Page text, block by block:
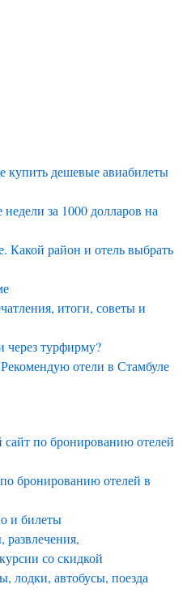
купить дешевые авиабилеты
за 1000 долларов на
Какой район и отель выбрать
итоги, советы и
через турфирму?
отели в Стамбуле
по бронированию отелей
бронированию отелей в
и билеты
со скидкой
лодки, автобусы, поезда